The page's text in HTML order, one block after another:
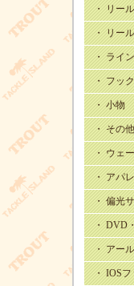
・ リール
・ リー
・ ライン
・ フック
・ 小物
・ その
・ ウェ
・ アパ
・ 偏光
・ DVD
・ アー
・ IOS